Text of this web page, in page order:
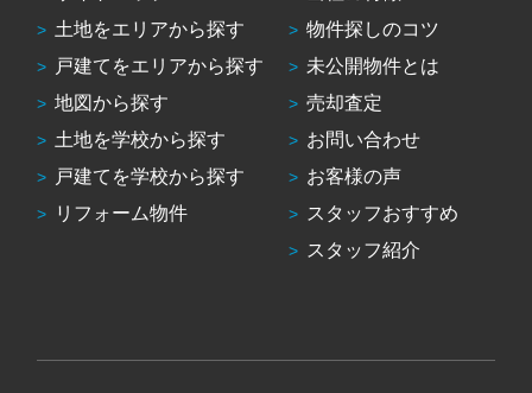
土地をエリアから探す
戸建てをエリアから探す
地図から探す
土地を学校から探す
戸建てを学校から探す
リフォーム物件
物件探しのコツ
未公開物件とは
売却査定
お問い合わせ
お客様の声
スタッフおすすめ
スタッフ紹介